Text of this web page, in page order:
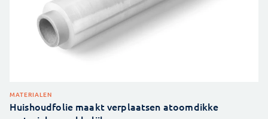
MATERIALEN
Huishoudfolie maakt verplaatsen atoomdikke